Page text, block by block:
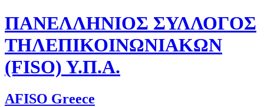
Skip
to
content
ΠΑΝΕΛΛΗΝΙΟΣ ΣΥΛΛΟΓΟΣ
ΤΗΛΕΠΙΚΟΙΝΩΝΙΑΚΩΝ
(FISO) Υ.Π.Α.
AFISO Greece